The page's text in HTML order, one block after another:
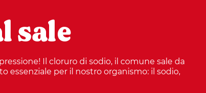
sale
Il cloruro di sodio, il comune sale da
essenziale per il nostro organismo: il sodio,